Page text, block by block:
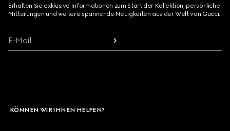
Erhalten Sie exklusive Informationen zum Start der Kollektion, persönliche
Mitteilungen und weitere spannende Neuigkeiten aus der Welt von Gucci.
E-Mail
KÖNNEN WIR IHNEN HELFEN?